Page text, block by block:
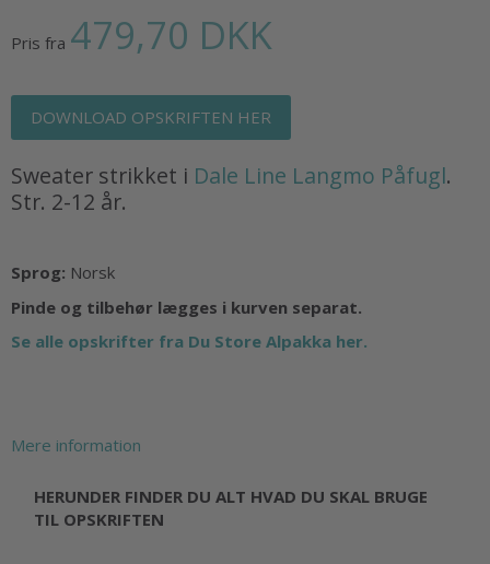
Pris fra 479,70 DKK
DOWNLOAD OPSKRIFTEN HER
Sweater strikket i Dale Line Langmo Påfugl.
Str. 2-12 år.
Sprog: Norsk
Pinde og tilbehør lægges i kurven separat.
Se alle opskrifter fra Du Store Alpakka her.
Mere information
HERUNDER FINDER DU ALT HVAD DU SKAL BRUGE
TIL OPSKRIFTEN